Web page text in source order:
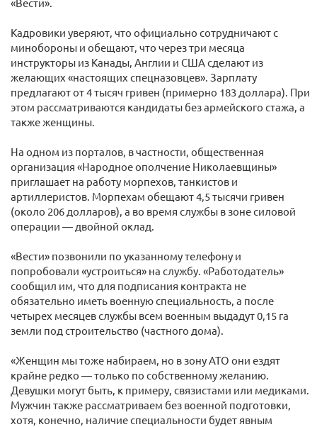
Кадровики уверяют, что официально сотрудничают с
минобороны и обещают, что через три месяца
инструкторы из Канады, Англии и США сделают из
желающих «настоящих спецназовцев». Зарплату
предлагают от 4 тысяч гривен (примерно 183 доллара). При
этом рассматриваются кандидаты без армейского стажа, а
также женщины.
На одном из порталов, в частности, общественная
организация «Народное ополчение Николаевщины»
приглашает на работу морпехов, танкистов и
артиллеристов. Морпехам обещают 4,5 тысячи гривен
(около 206 долларов), а во время службы в зоне силовой
операции — двойной оклад.
«Вести» позвонили по указанному телефону и
попробовали «устроиться» на службу. «Работодатель»
сообщил им, что для подписания контракта не
обязательно иметь военную специальность, а после
четырех месяцев службы всем военным выдадут 0,15 га
земли под строительство (частного дома).
«Женщин мы тоже набираем, но в зону АТО они ездят
крайне редко — только по собственному желанию.
Девушки могут быть, к примеру, связистами или медиками.
Мужчин также рассматриваем без военной подготовки,
хотя, конечно, наличие специальности будет явным